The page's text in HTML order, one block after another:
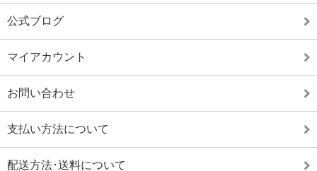
公式ブログ
マイアカウント
お問い合わせ
支払い方法について
配送方法･送料について